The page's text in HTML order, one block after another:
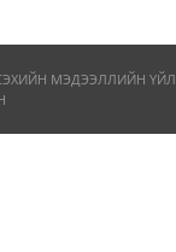
МЭДЭЭЛЛИЙН